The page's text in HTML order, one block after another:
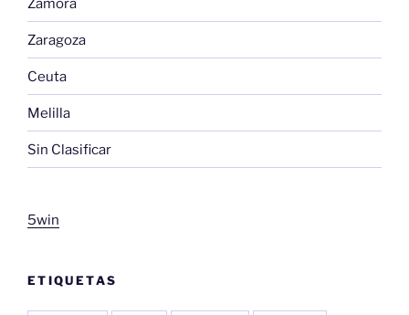
Zaragoza
Ceuta
Melilla
Sin Clasificar
5win
ETIQUETAS